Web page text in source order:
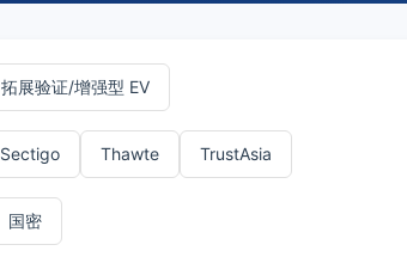
拓展验证/增强型 EV
Sectigo Thawte TrustAsia
国密